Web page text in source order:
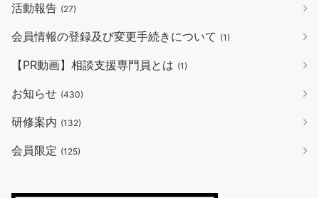
活動報告 (27)
会員情報の登録及び変更手続きについて (1)
【PR動画】相談支援専門員とは (1)
お知らせ (430)
研修案内 (132)
会員限定 (125)